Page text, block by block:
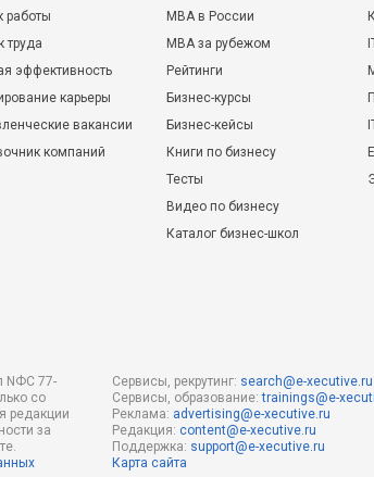
работы
труда
эффективность
карьеры
вакансии
компаний
MBA в России
MBA за рубежом
Рейтинги
Бизнес-курсы
Бизнес-кейсы
Книги по бизнесу
Тесты
Видео по бизнесу
Каталог бизнес-школ
NФС 77-
со
редакции
за
Сервисы, рекрутинг: search@e-xecutive.ru
Сервисы, образование:trainings@e-
Реклама: advertising@e-xecutive.ru
Редакция: content@e-xecutive.ru
Поддержка: support@e-xecutive.ru
Карта сайта